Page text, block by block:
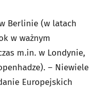
Berlinie (w latach
w ważnym
m.in. w Londynie,
– Niewiele
Europejskich